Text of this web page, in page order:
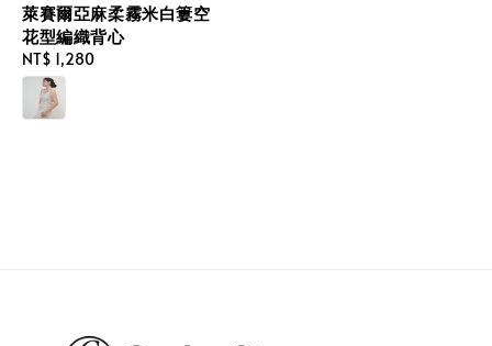
萊賽爾亞麻柔霧米白簍空
花型編織背心
Regular
price
NT$ 1,280